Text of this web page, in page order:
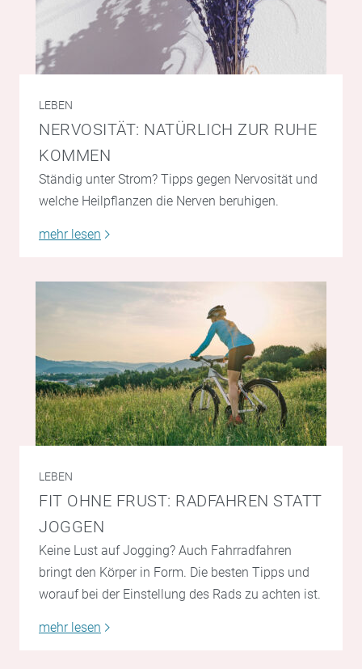
LEBEN
NERVOSITÄT: NATÜRLICH ZUR RUHE
KOMMEN
Ständig unter Strom? Tipps gegen Nervosität und
welche Heilpflanzen die Nerven beruhigen.
mehr lesen
LEBEN
FIT OHNE FRUST: RADFAHREN STATT
JOGGEN
Keine Lust auf Jogging? Auch Fahrradfahren
bringt den Körper in Form. Die besten Tipps und
worauf bei der Einstellung des Rads zu achten ist.
mehr lesen